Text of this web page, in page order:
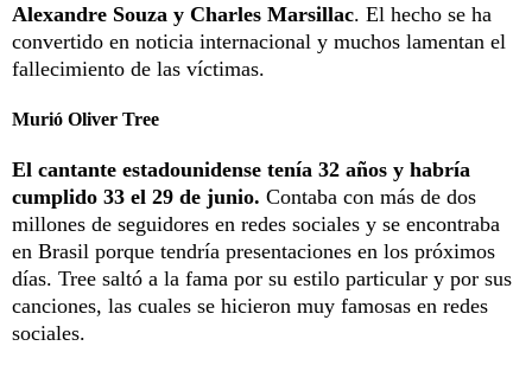
Alexandre Souza y Charles Marsillac. El hecho se ha
convertido en noticia internacional y muchos lamentan el
fallecimiento de las víctimas.
Murió Oliver Tree
El cantante estadounidense tenía 32 años y habría
cumplido 33 el 29 de junio. Contaba con más de dos
millones de seguidores en redes sociales y se encontraba
en Brasil porque tendría presentaciones en los próximos
días. Tree saltó a la fama por su estilo particular y por sus
canciones, las cuales se hicieron muy famosas en redes
sociales.